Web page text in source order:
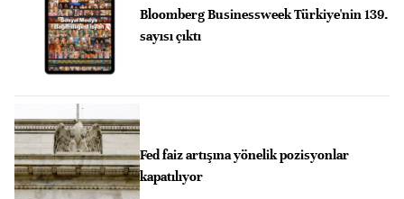
Bloomberg Businessweek Türkiye'nin 139.
sayısı çıktı
Fed faiz artışına yönelik pozisyonlar
kapatılıyor